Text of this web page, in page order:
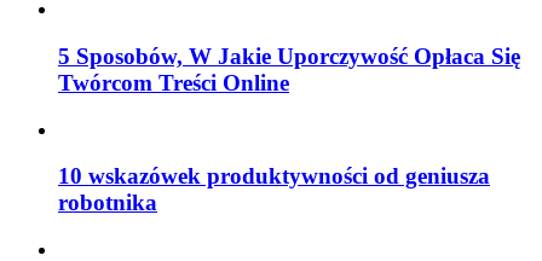
5 Sposobów, W Jakie Uporczywość Opłaca Się
Twórcom Treści Online
10 wskazówek produktywności od geniusza
robotnika